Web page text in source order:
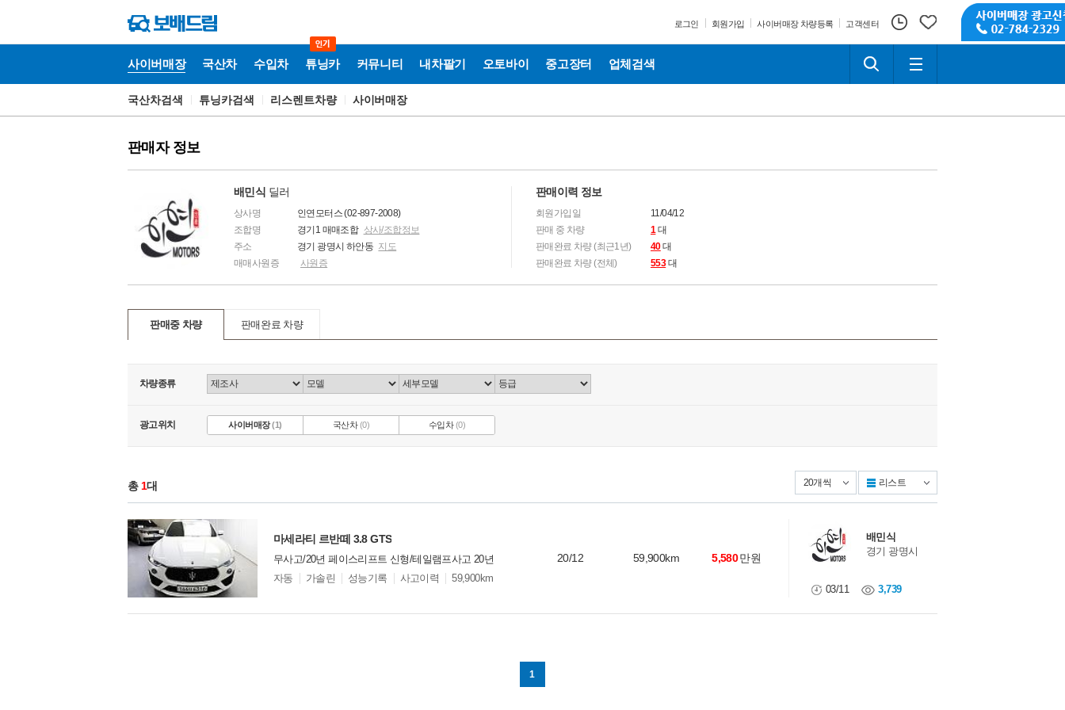
로그인 회원가입 사이버매장 차량등록 고객센터
사이버매장 국산차 수입차 튜닝카 커뮤니티 내차팔기 오토바이 중고장터 업체검색
국
국산차검색 튜닝카검색 리스렌트차량 사이버매장
판매자 정보
배민식 딜러
상사명
인연모터스 (02-897-2008)
조합명
경기1 매매조합 상사/조합정보
주소
경기 광명시 하안동 지도
매매사원증
사원증
판매이력 정보
회원가입일
11/04/12
판매 중 차량
1대
판매완료 차량 (최근1년)
40대
판매완료 차량 (전체)
553대
판매중 차량 판매완료 차량
차량종류
광고위치 사이버매장(1) 국산차(0) 수입차(0)
총 1대 리스트
앨범형
마세라티 르반떼 3.8 GTS
무사고/20년 페이스리프트 신형/테일램프사고 20년
모
션
자동 가솔린 성능기록 사고이력 59,900km
20/12 59,900km 5,580만원
배민식
경기 광명시
03/11 3,739
1